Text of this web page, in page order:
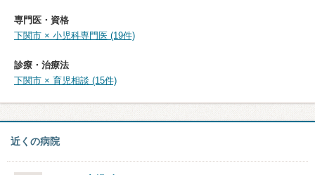
専門医・資格
下関市 × 小児科専門医 (19件)
診療・治療法
下関市 × 育児相談 (15件)
近くの病院